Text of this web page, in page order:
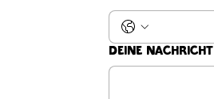
Deine Nachricht